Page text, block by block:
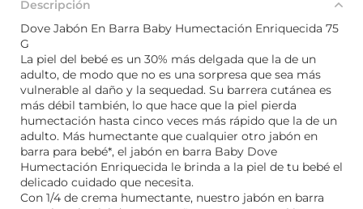
Descripción
Dove Jabón En Barra Baby Humectación Enriquecida 75
G
La piel del bebé es un 30% más delgada que la de un
adulto, de modo que no es una sorpresa que sea más
vulnerable al daño y la sequedad. Su barrera cutánea es
más débil también, lo que hace que la piel pierda
humectación hasta cinco veces más rápido que la de un
adulto. Más humectante que cualquier otro jabón en
barra para bebé*, el jabón en barra Baby Dove
Humectación Enriquecida le brinda a la piel de tu bebé el
delicado cuidado que necesita.
Con 1/4 de crema humectante, nuestro jabón en barra